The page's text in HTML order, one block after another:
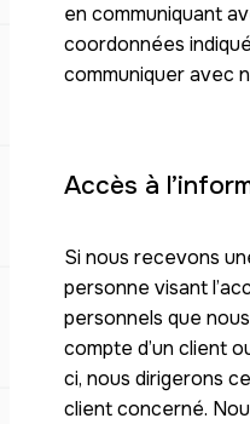
en communiquant
coordonnées
communiquer avec
Accès à
Si nous recevons
personne visant
personnels que
compte d’un client
ci, nous dirigerons
client concerné.